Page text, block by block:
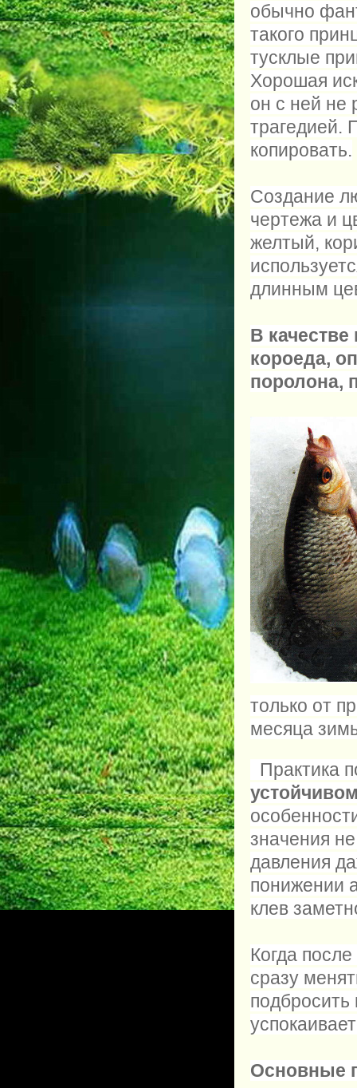
обычно
такого
тусклые
Хорошая
он с ней не
трагедией.
копировать.
Создание
чертежа и
желтый,
длинным
В
короеда,
поролона,
только от
месяца
Практика
значения
давления
понижении
клев
Когда
сразу
Основные